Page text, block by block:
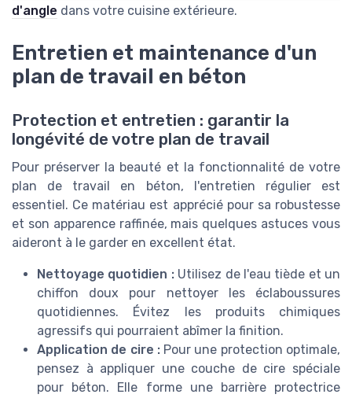
d'angle dans votre cuisine extérieure.
Entretien et maintenance d'un
plan de travail en béton
Protection et entretien : garantir la
longévité de votre plan de travail
Pour préserver la beauté et la fonctionnalité de votre
plan de travail en béton, l'entretien régulier est
essentiel. Ce matériau est apprécié pour sa robustesse
et son apparence raffinée, mais quelques astuces vous
aideront à le garder en excellent état.
Nettoyage quotidien :Utilisez de l'eau tiède et un
chiffon doux pour nettoyer les éclaboussures
quotidiennes. Évitez les produits chimiques
agressifs qui pourraient abîmer la finition.
Application de cire :Pour une protection optimale,
pensez à appliquer une couche de cire spéciale
pour béton. Elle forme une barrière protectrice